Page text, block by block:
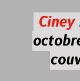
Ciney